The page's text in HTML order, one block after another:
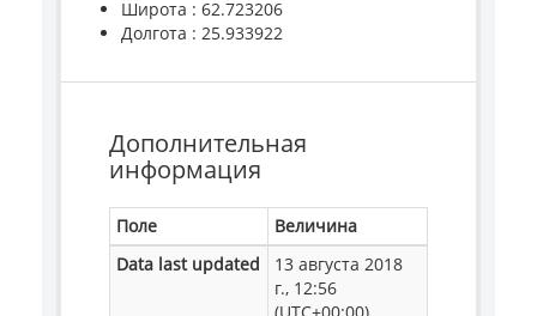
Широта : 62.723206
Долгота : 25.933922
Дополнительная
информация
Поле
Величина
Data last updated
13 августа 2018
г., 12:56